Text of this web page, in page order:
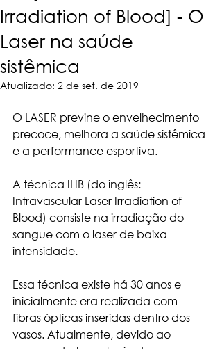
Irradiation of Blood] - O
Laser na saúde
sistêmica
Atualizado: 2 de set. de 2019
O LASER previne o envelhecimento
precoce, melhora a saúde sistêmica
e a performance esportiva.
A técnica ILIB (do inglês:
Intravascular Laser Irradiation of
Blood) consiste na irradiação do
sangue com o laser de baixa
intensidade.
Essa técnica existe há 30 anos e
inicialmente era realizada com
fibras ópticas inseridas dentro dos
vasos. Atualmente, devido ao